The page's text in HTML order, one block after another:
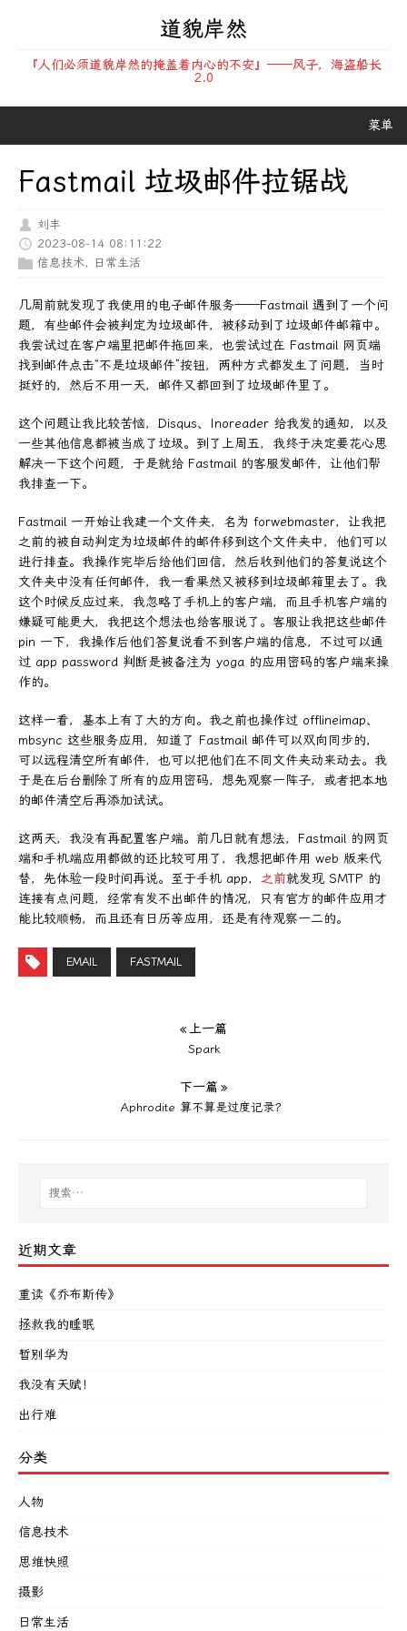
道貌岸然
『人们必须道貌岸然的掩盖着内心的不安』——风子，海盗船长
2.0
菜单
Fastmail 垃圾邮件拉锯战
刘丰
2023-08-14 08:11:22
信息技术, 日常生活
几周前就发现了我使用的电子邮件服务——Fastmail 遇到了一个问
题，有些邮件会被判定为垃圾邮件，被移动到了垃圾邮件邮箱中。
我尝试过在客户端里把邮件拖回来，也尝试过在 Fastmail 网页端
找到邮件点击“不是垃圾邮件”按钮，两种方式都发生了问题，当时
挺好的，然后不用一天，邮件又都回到了垃圾邮件里了。
这个问题让我比较苦恼，Disqus、Inoreader 给我发的通知，以及
一些其他信息都被当成了垃圾。到了上周五，我终于决定要花心思
解决一下这个问题，于是就给 Fastmail 的客服发邮件，让他们帮
我排查一下。
Fastmail 一开始让我建一个文件夹，名为 forwebmaster，让我把
之前的被自动判定为垃圾邮件的邮件移到这个文件夹中，他们可以
进行排查。我操作完毕后给他们回信，然后收到他们的答复说这个
文件夹中没有任何邮件，我一看果然又被移到垃圾邮箱里去了。我
这个时候反应过来，我忽略了手机上的客户端，而且手机客户端的
嫌疑可能更大，我把这个想法也给客服说了。客服让我把这些邮件
pin 一下，我操作后他们答复说看不到客户端的信息，不过可以通
过 app password 判断是被备注为 yoga 的应用密码的客户端来操
作的。
这样一看，基本上有了大的方向。我之前也操作过 offlineimap、
mbsync 这些服务应用，知道了 Fastmail 邮件可以双向同步的，
可以远程清空所有邮件，也可以把他们在不同文件夹动来动去。我
于是在后台删除了所有的应用密码，想先观察一阵子，或者把本地
的邮件清空后再添加试试。
这两天，我没有再配置客户端。前几日就有想法，Fastmail 的网页
端和手机端应用都做的还比较可用了，我想把邮件用 web 版来代
替，先体验一段时间再说。至于手机 app， 之前就发现 SMTP 的
连接有点问题，经常有发不出邮件的情况，只有官方的邮件应用才
能比较顺畅，而且还有日历等应用，还是有待观察一二的。
EMAIL FASTMAIL
« 上一篇
Spark
下一篇 »
Aphrodite 算不算是过度记录？
近期文章
重读《乔布斯传》
拯救我的睡眠
暂别华为
我没有天赋！
出行难
分类
人物
信息技术
思维快照
摄影
日常生活